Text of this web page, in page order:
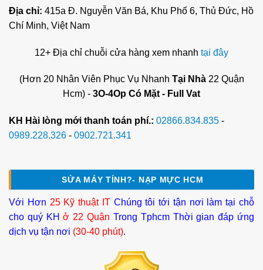
Địa chỉ: 415a Đ. Nguyễn Văn Bá, Khu Phố 6, Thủ Đức, Hồ
Chí Minh, Việt Nam
12+ Địa chỉ chuỗi cửa hàng xem nhanh tại đây
(Hơn 20 Nhân Viên Phục Vụ Nhanh Tại Nhà22 Quận
Hcm) - 3O-4Op Có Mặt - Full Vat
KH Hài lòng mới thanh toán phí.: 02866.834.835 -
0989.228.326 - 0902.721.341
SỬA MÁY TÍNH?- NẠP MỰC HCM
Với Hơn 25 Kỹ thuật ITChúng tôi tới tận nơi làm tại chỗ
cho quý KHở 22 Quận Trong Tphcm Thời gian đáp ứng
dịch vụ tận nơi (30-40 phút).